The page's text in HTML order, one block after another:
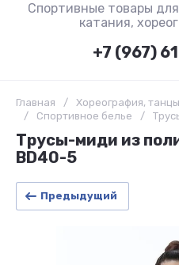
Спортивные товары
катания,
+7 (967)
Главная / Хореография, танцы
/
Спортивное белье /
Трусы-миди из
BD40-5
Предыдущий